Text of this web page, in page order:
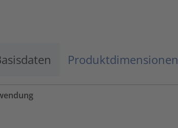
Produktdimensionen